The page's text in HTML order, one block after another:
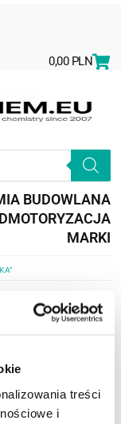
treści
i
0,00 PLN
BUDOWLANA
MOTORYZACJA
MARKI